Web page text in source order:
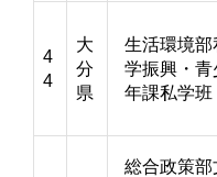
4
4
大
分
県
生活環境部
学振興・青
年課私学班
総合政策部